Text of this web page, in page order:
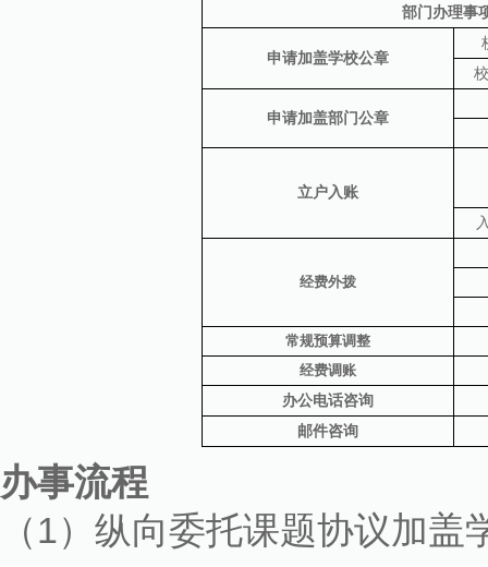
部门办理事
申请加盖学校公章
申请加盖部门公章
立户入账
经费外拨
常规预算调整
经费调账
办公电话咨询
邮件咨询
办事流程
（1）纵向委托课题协议加